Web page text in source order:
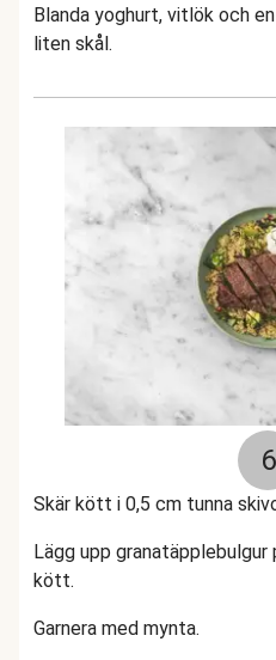
Blanda yoghurt, vitlök och
liten skål.
6
Skär kött i 0,5 cm tunna
Lägg upp
kött.
Garnera med mynta.